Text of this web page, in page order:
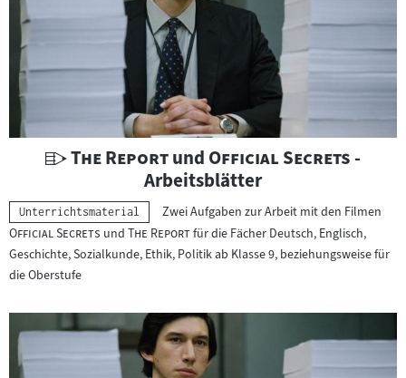
m
t
e
r
a
l
:
U
t
e
r
r
c
h
"
The Report"und "
Official Secrets "
-
Arbeitsblätter
Kategorie:
Unterrichtsmaterial Zwei Aufgaben zur Arbeit mit den Filmen
Official Secrets "und "
The Report"für die Fächer Deutsch, Englisch,
Geschichte, Sozialkunde, Ethik, Politik ab Klasse 9, beziehungsweise für
die Oberstufe